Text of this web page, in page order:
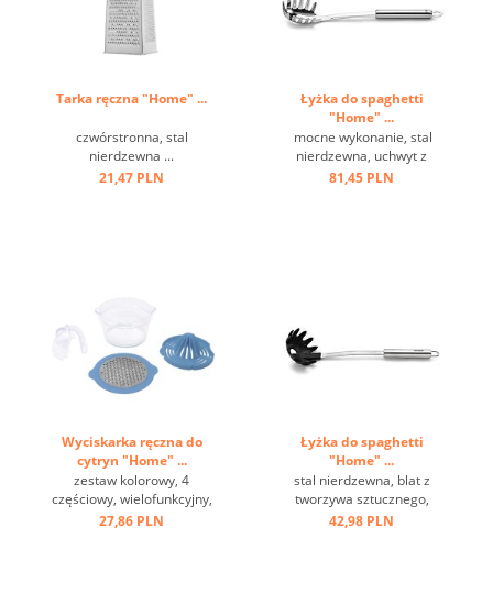
Tarka ręczna "Home" ...
czwórstronna, stal
nierdzewna ...
21,47 PLN
Łyżka do spaghetti
"Home" ...
mocne wykonanie, stal
nierdzewna, uchwyt z
oczkiem ...
81,45 PLN
Wyciskarka ręczna do
cytryn "Home" ...
zestaw kolorowy, 4
częściowy, wielofunkcyjny,
w pudełku ...
27,86 PLN
Łyżka do spaghetti
"Home" ...
stal nierdzewna, blat z
tworzywa sztucznego,
odporna na temperaturę do
42,98 PLN